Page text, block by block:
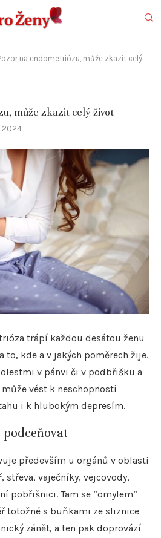
na endometriózu, může zkazit celý
může zkazit celý život
2024
trápí každou desátou ženu
to, kde a v jakých poměrech žije.
v pánvi či v podbřišku a
vést k neschopnosti
i k hlubokým depresím.
především u orgánů v oblasti
střeva, vaječníky, vejcovody,
pobřišnici. Tam se “omylem“
totožné s buňkami ze sliznice
zánět, a ten pak doprovází